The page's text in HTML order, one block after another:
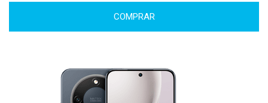
COMPRAR